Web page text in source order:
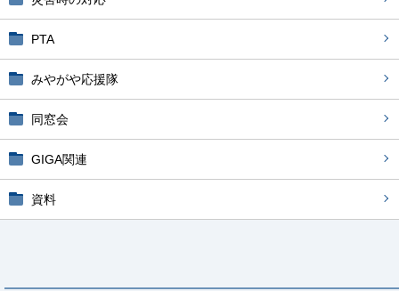
PTA
みやがや応援隊
同窓会
GIGA関連
資料